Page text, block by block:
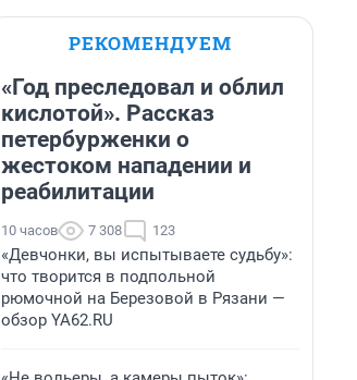
РЕКОМЕНДУЕМ
«Год преследовал и облил
кислотой». Рассказ
петербурженки о
жестоком нападении и
реабилитации
10 часов 7 308 123
«Девчонки, вы испытываете судьбу»:
что творится в подпольной
рюмочной на Березовой в Рязани —
обзор YA62.RU